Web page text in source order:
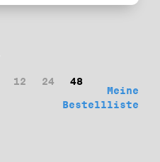
12 24
48
Meine
Bestellliste